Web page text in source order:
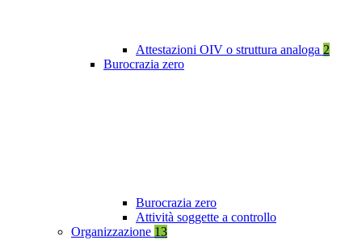
Attestazioni OIV o struttura analoga 2
Burocrazia zero
Burocrazia zero
Attività soggette a controllo
Organizzazione 13